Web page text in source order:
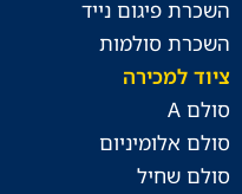
השכרת פיגום נייד
השכרת סולמות
ציוד למכירה
סולם A
סולם אלומיניום
סולם שחיל